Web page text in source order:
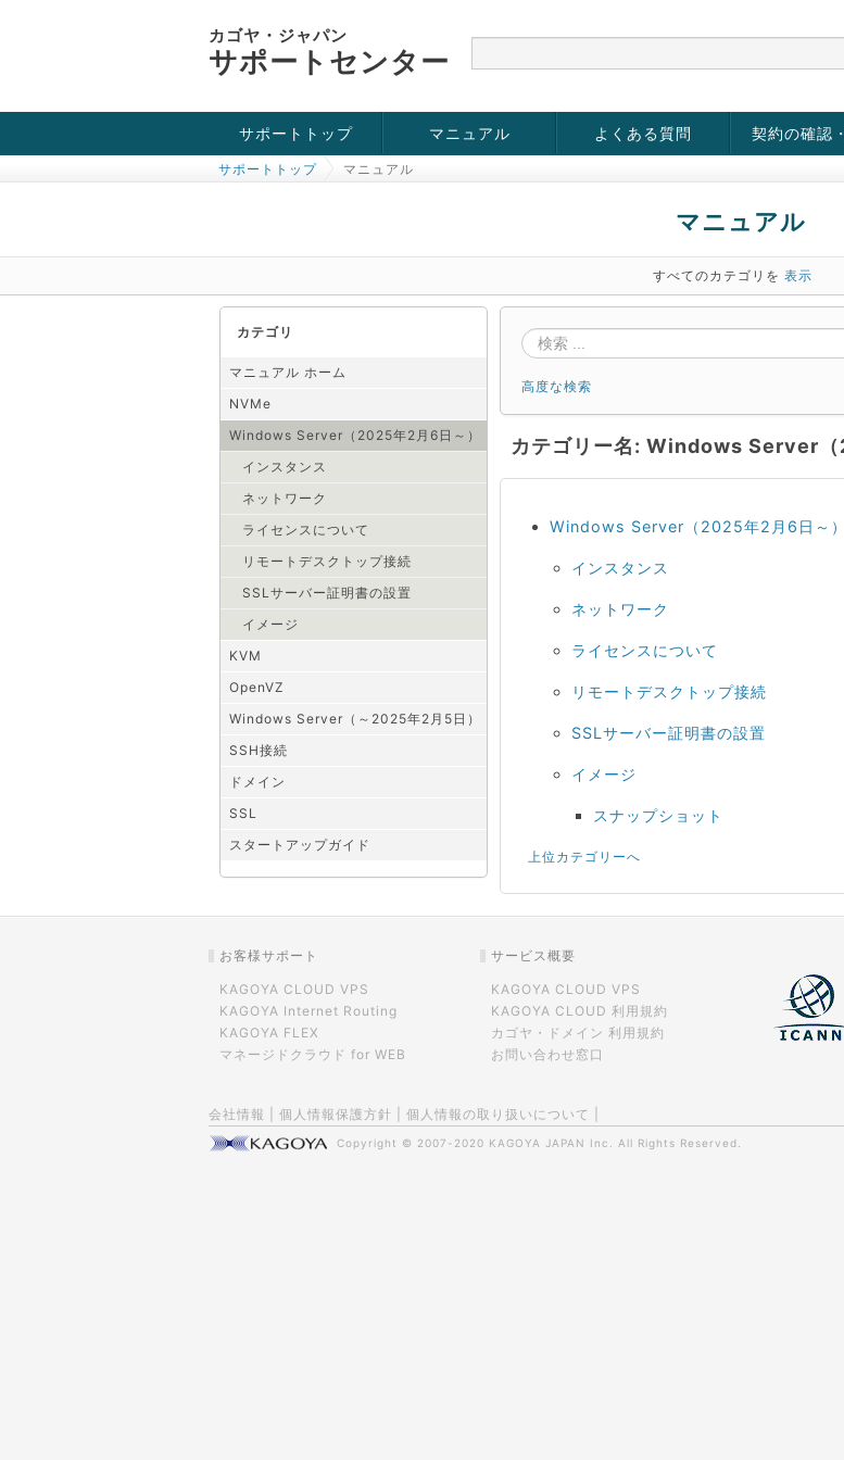
カゴヤ・ジャパン
サポートセンター
サポートトップ
お役立ち情報
チュートリアル
障害・メンテナンス情報
マニュアル
KVM
OpenVZ
Windows Server
SSH接続
ドメイン
SSL
よくある質問 契約の確認
サポートトップ マニュアル
マニュアル
すべてのカテゴリを 表示
カテゴリ
マニュアル ホーム
NVMe
Windows Server（2025年2月6日～）
インスタンス
ネットワーク
ライセンスについて
リモートデスクトップ接続
SSLサーバー証明書の設置
イメージ
KVM
OpenVZ
Windows Server（～2025年2月5日）
SSH接続
ドメイン
SSL
スタートアップガイド
高度な検索
カテゴリー名: Windows Server（
Windows Server（2025年2月6日～）
インスタンス
ネットワーク
ライセンスについて
リモートデスクトップ接続
SSLサーバー証明書の設置
イメージ
スナップショット
上位カテゴリーへ
お客様サポート
KAGOYA CLOUD VPS
KAGOYA Internet Routing
KAGOYA FLEX
マネージドクラウド for WEB
サービス概要
KAGOYA CLOUD VPS
KAGOYA CLOUD 利用規約
カゴヤ・ドメイン 利用規約
お問い合わせ窓口
会社情報 個人情報保護方針 個人情報の取り扱いについて
Copyright © 2007-2020 KAGOYA JAPAN Inc. All Rights Reserved.